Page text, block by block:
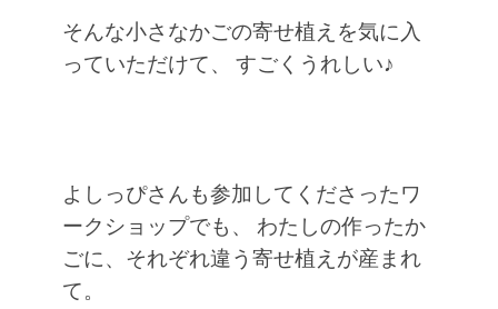
そんな小さなかごの寄せ植えを気に入
っていただけて、
すごくうれしい♪
よしっぴさんも参加してくださったワ
ークショップでも、
わたしの作ったか
ごに、それぞれ違う寄せ植えが産まれ
て。